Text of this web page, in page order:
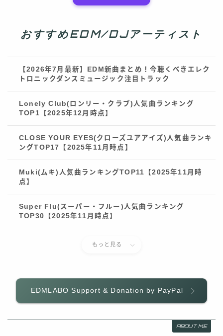
おすすめEDM/DJアーティスト
【2026年7月最新】EDM新曲まとめ！今聴くべきエレク
トロニックダンスミュージック注目トラック
Lonely Club(ロンリー・クラブ)人気曲ランキング
TOP1【2025年12月時点】
CLOSE YOUR EYES(クローズユアアイズ)人気曲ランキ
ングTOP17【2025年11月時点】
Muki(ムキ)人気曲ランキングTOP11【2025年11月時
点】
Super Flu(スーパー・フルー)人気曲ランキング
TOP30【2025年11月時点】
もっと見る
EDMLABO Support & Donation by PayPal
ABOUT ME